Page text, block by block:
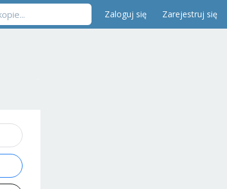
Zaloguj się Zarejestruj się